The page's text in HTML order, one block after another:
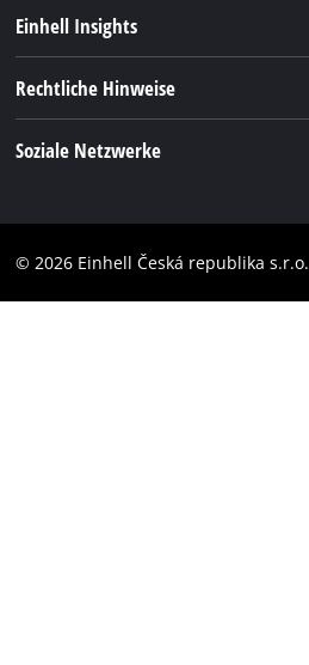
Akkusystem
Einhell Insights
Rechtliche Hinweise
Barrierefreiheits-Erklärung
Soziale Netzwerke
Instagram
© 2026 Einhell Česká republika s.r.o.